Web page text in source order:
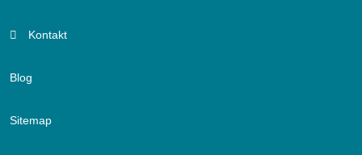
Kontakt
Blog
Sitemap